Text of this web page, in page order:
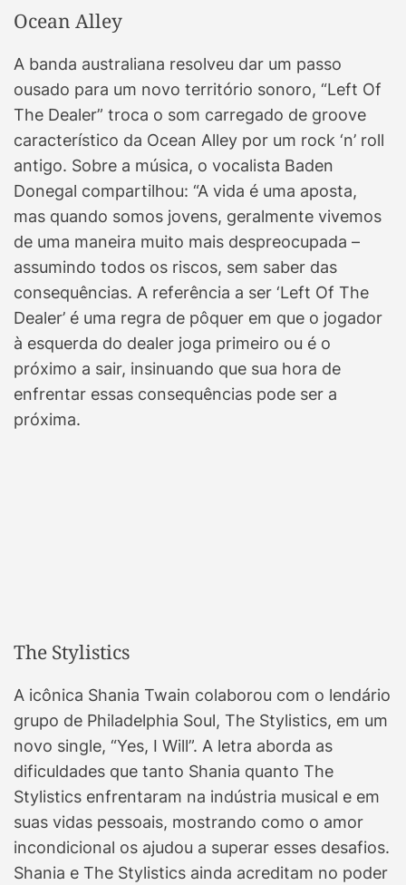
Ocean Alley
A banda australiana resolveu dar um passo
ousado para um novo território sonoro, “Left Of
The Dealer” troca o som carregado de groove
característico da Ocean Alley por um rock ‘n’ roll
antigo. Sobre a música, o vocalista Baden
Donegal compartilhou: “A vida é uma aposta,
mas quando somos jovens, geralmente vivemos
de uma maneira muito mais despreocupada –
assumindo todos os riscos, sem saber das
consequências. A referência a ser ‘Left Of The
Dealer’ é uma regra de pôquer em que o jogador
à esquerda do dealer joga primeiro ou é o
próximo a sair, insinuando que sua hora de
enfrentar essas consequências pode ser a
próxima.
The Stylistics
A icônica Shania Twain colaborou com o lendário
grupo de Philadelphia Soul, The Stylistics, em um
novo single, “Yes, I Will”. A letra aborda as
dificuldades que tanto Shania quanto The
Stylistics enfrentaram na indústria musical e em
suas vidas pessoais, mostrando como o amor
incondicional os ajudou a superar esses desafios.
Shania e The Stylistics ainda acreditam no poder